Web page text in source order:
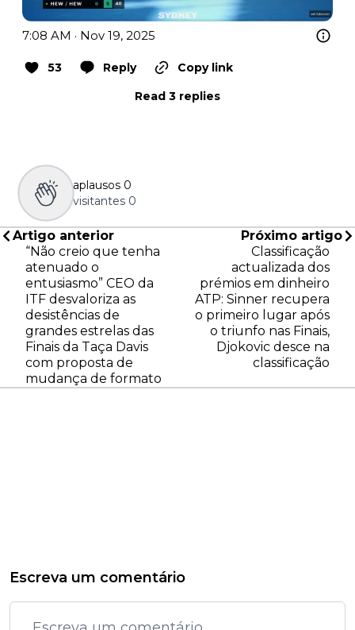
7:08 AM · Nov 19, 2025
53 Reply
Copy link
Read 3 replies
aplausos 0
visitantes 0
Artigo anterior
“Não creio que tenha
atenuado o
entusiasmo” CEO da
ITF desvaloriza as
desistências de
grandes estrelas das
Finais da Taça Davis
com proposta de
mudança de formato
Próximo artigo
Classificação
actualizada dos
prémios em dinheiro
ATP: Sinner recupera
o primeiro lugar após
o triunfo nas Finais,
Djokovic desce na
classificação
Escreva um comentário